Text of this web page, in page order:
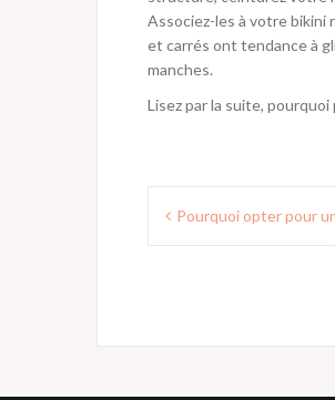
Associez-les à votre bikini
et carrés ont tendance à
manches.
Lisez par la suite,
Pourquoi opter pour